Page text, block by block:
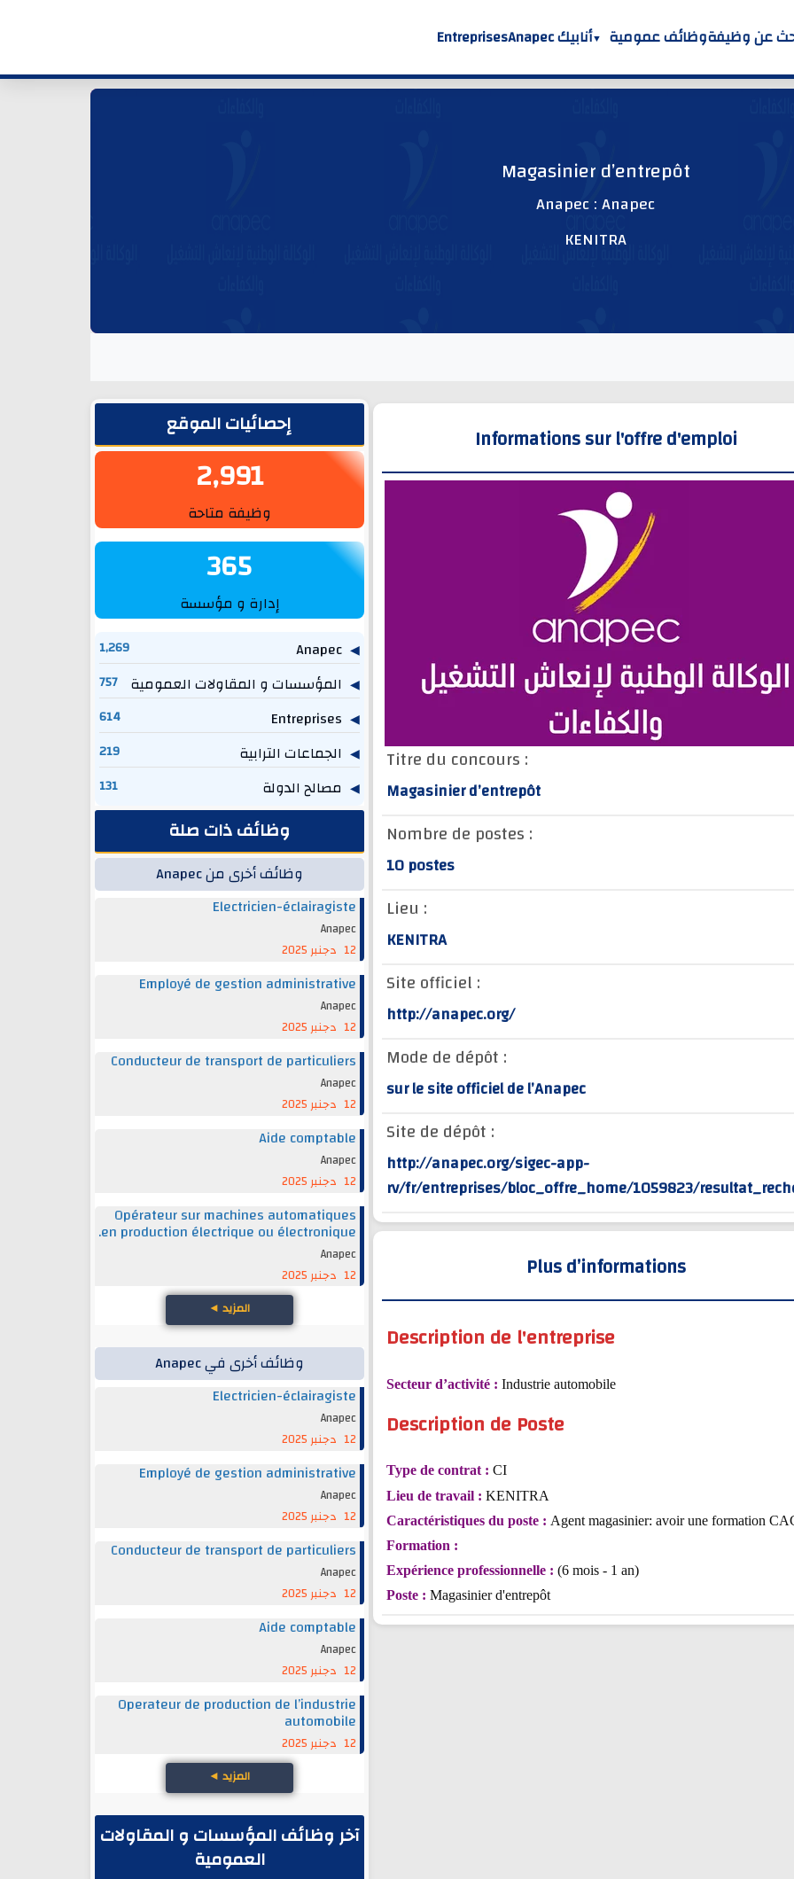
عن وظيفةوظائف عمومية أنابيك Anapec Entreprises
Magasinier d’entrepôt
Anapec : Anapec
KENITRA
Informations sur l'offre d'emploi
Titre du concours :
Magasinier d’entrepôt
Nombre de postes :
10 postes
Lieu :
KENITRA
Site officiel :
http://anapec.org/
Mode de dépôt :
sur le site officiel de l’Anapec
Site de dépôt :
http://anapec.org/sigec-app-
rv/fr/entreprises/bloc_offre_home/1059823/
Plus d’informations
Description de l'entreprise
Secteur d’activité : Industrie automobile
Description de Poste
Type de contrat : CI
Lieu de travail : KENITRA
Caractéristiques du poste : Agent magasinier: avoir une formation
Formation :
Expérience professionnelle : (6 mois - 1 an)
Poste : Magasinier d'entrepôt
الشريط الجانبيإحصائيات الموقع
2,991
وظيفة متاحة
365
إدارة و مؤسسة
Anapec
1,269
المؤسسات و المقاولات العمومية 757
614
الجماعات الترابية 219
مصالح الدولة 131
وظائف ذات صلة
وظائف أخرى من Anapec
Electricien-éclairagiste
Anapec
12 دجنبر 2025
Employé de gestion administrative
Anapec
12 دجنبر 2025
Conducteur de transport de particuliers
Anapec
12 دجنبر 2025
Aide comptable
Anapec
12 دجنبر 2025
Opérateur sur machines automatiques
en production électrique ou électronique.
Anapec
12 دجنبر 2025
المزيد ◄
وظائف أخرى في Anapec
Electricien-éclairagiste
Anapec
12 دجنبر 2025
Employé de gestion administrative
Anapec
12 دجنبر 2025
Conducteur de transport de particuliers
Anapec
12 دجنبر 2025
Aide comptable
Anapec
12 دجنبر 2025
Operateur de production de l’industrie
automobile
12 دجنبر 2025
المزيد ◄
آخر وظائف المؤسسات و المقاولات
العمومية